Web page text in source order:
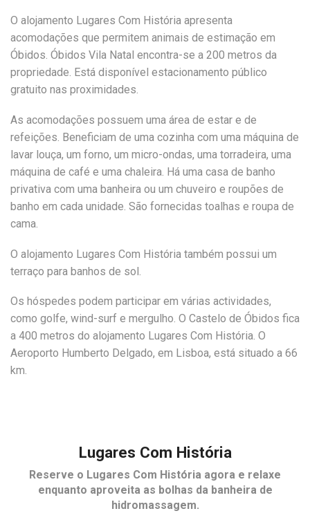
O alojamento Lugares Com História apresenta
acomodações que permitem animais de estimação em
Óbidos. Óbidos Vila Natal encontra-se a 200 metros da
propriedade. Está disponível estacionamento público
gratuito nas proximidades.
As acomodações possuem uma área de estar e de
refeições. Beneficiam de uma cozinha com uma máquina de
lavar louça, um forno, um micro-ondas, uma torradeira, uma
máquina de café e uma chaleira. Há uma casa de banho
privativa com uma banheira ou um chuveiro e roupões de
banho em cada unidade. São fornecidas toalhas e roupa de
cama.
O alojamento Lugares Com História também possui um
terraço para banhos de sol.
Os hóspedes podem participar em várias actividades,
como golfe, wind-surf e mergulho. O Castelo de Óbidos fica
a 400 metros do alojamento Lugares Com História. O
Aeroporto Humberto Delgado, em Lisboa, está situado a 66
km.
Lugares Com História
Reserve o Lugares Com História agora e relaxe
enquanto aproveita as bolhas da banheira de
hidromassagem.